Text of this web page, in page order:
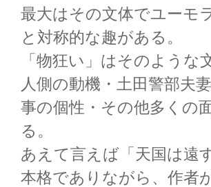
最大はその文体でユーモ
と対称的な趣がある。
「物狂い」はそのよう
人側の動機・土田警部夫
事の個性・その他多くの
る。
あえて言えば「天国は遠
本格でありながら、作者